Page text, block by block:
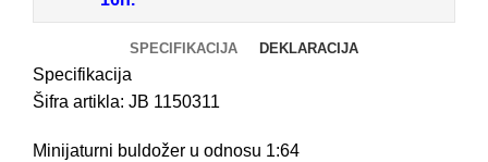
SPECIFIKACIJA DEKLARACIJA
Specifikacija
Šifra artikla: JB 1150311
Minijaturni buldožer u odnosu 1:64